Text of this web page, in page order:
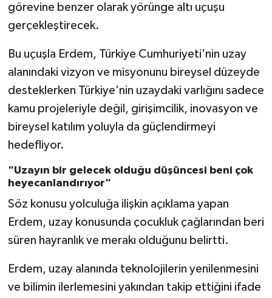
görevine benzer olarak yörünge altı uçuşu
gerçekleştirecek.
Bu uçuşla Erdem, Türkiye Cumhuriyeti'nin uzay
alanındaki vizyon ve misyonunu bireysel düzeyde
desteklerken Türkiye'nin uzaydaki varlığını sadece
kamu projeleriyle değil, girişimcilik, inovasyon ve
bireysel katılım yoluyla da güçlendirmeyi
hedefliyor.
"Uzayın bir gelecek olduğu düşüncesi beni çok
heyecanlandırıyor"
Söz konusu yolculuğa ilişkin açıklama yapan
Erdem, uzay konusunda çocukluk çağlarından beri
süren hayranlık ve merakı olduğunu belirtti.
Erdem, uzay alanında teknolojilerin yenilenmesini
ve bilimin ilerlemesini yakından takip ettiğini ifade